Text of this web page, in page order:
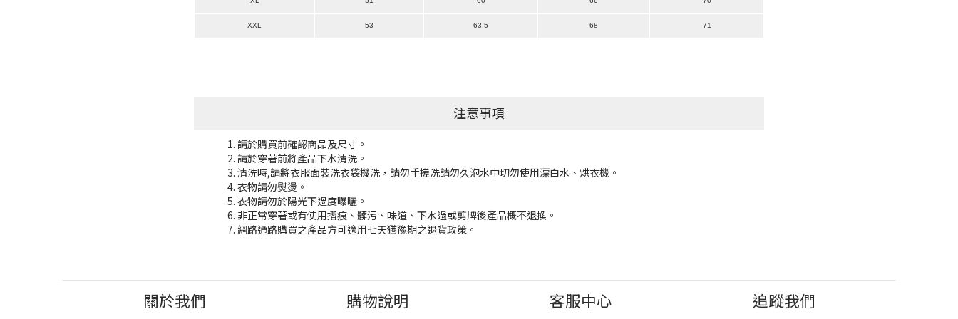
XXL 53 63.5 68 71
注意事項
請於購買前確認商品及尺寸。
請於穿著前將產品下水清洗。
清洗時,請將衣服面裝洗衣袋機洗，請勿手搓洗請勿久泡水中切勿使用漂白水、烘衣機。
衣物請勿熨燙。
衣物請勿於陽光下過度曝曬。
非正常穿著或有使用摺痕、髒污、味道、下水過或剪牌後產品概不退換。
網路通路購買之產品方可適用七天猶豫期之退貨政策。
關於我們 購物說明 客服中心 追蹤我們